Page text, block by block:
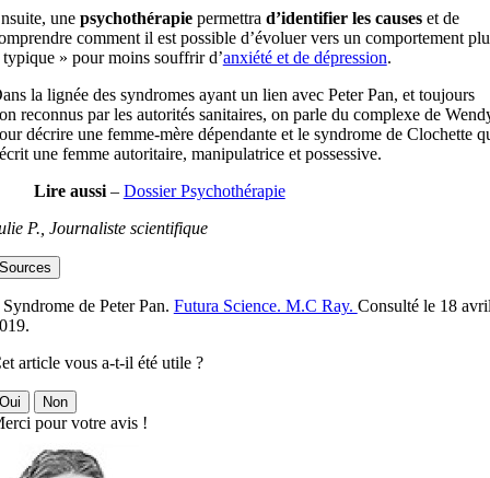
une psychothérapiepermettra d’identifier les causeset de
comment il est possible d’évoluer vers un comportement
» pour moins souffrir d’anxiété et de dépression.
la lignée des syndromes ayant un lien avec Peter Pan, et toujours
reconnus par les autorités sanitaires, on parle du complexe de
décrire une femme-mère dépendante et le syndrome de Clochette
une femme autoritaire, manipulatrice et possessive.
Lire aussi– Dossier Psychothérapie
P., Journaliste scientifique
de Peter Pan. Futura Science. M.C Ray. Consulté le 18
article vous a-t-il été utile ?
Non
pour votre avis !